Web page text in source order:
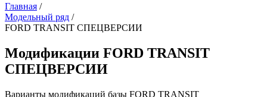
Главная /
Модельный ряд /
FORD TRANSIT СПЕЦВЕРСИИ
Модификации FORD TRANSIT
СПЕЦВЕРСИИ
Варианты модификаций базы FORD TRANSIT